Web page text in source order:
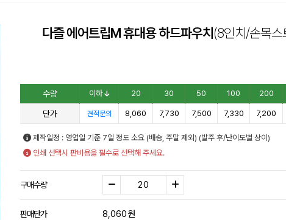
다즐 에어트립M 휴대용 하드파우치(8인치/손목스
수량 이하 20 30 50 100 200
단가 견적문의 8,060 7,730 7,500 7,330 7,200
제작일정 : 영업일 기준 7일 정도 소요 (배송, 주말 제외) (발주 후/난이도별 상이)
인쇄 선택시 판비용을 필수로 선택해 주세요.
구매수량
판매단가 8,060원